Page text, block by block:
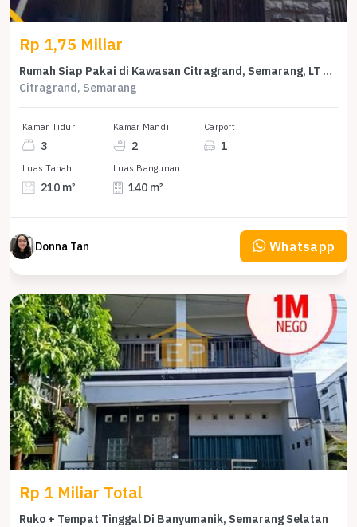
Rp 1,75 Miliar
Rumah Siap Pakai di Kawasan Citragrand, Semarang, LT 210m²
Citragrand, Semarang
Kamar Tidur
3
Kamar Mandi
2
Carport
1
Luas Tanah
210 m²
Luas Bangunan
140 m²
Donna Tan Whatsapp
Rp 1 Miliar Total
Ruko + Tempat Tinggal Di Banyumanik, Semarang Selatan